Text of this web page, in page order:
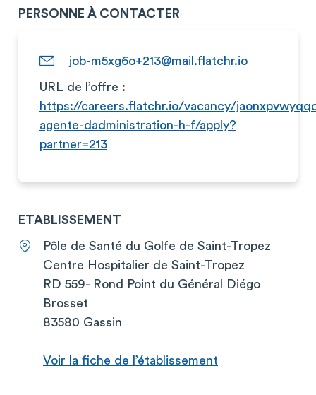
PERSONNE À CONTACTER
job-m5xg6o+213@mail.flatchr.io
URL de l’offre :
https://careers.flatchr.io/vacancy/
agente-dadministration-h-f/apply?
partner=213
ETABLISSEMENT
Pôle de Santé du Golfe de Saint-Tropez
Centre Hospitalier de Saint-Tropez
RD 559- Rond Point du Général Diégo
Brosset
83580 Gassin
Voir la fiche de l’établissement